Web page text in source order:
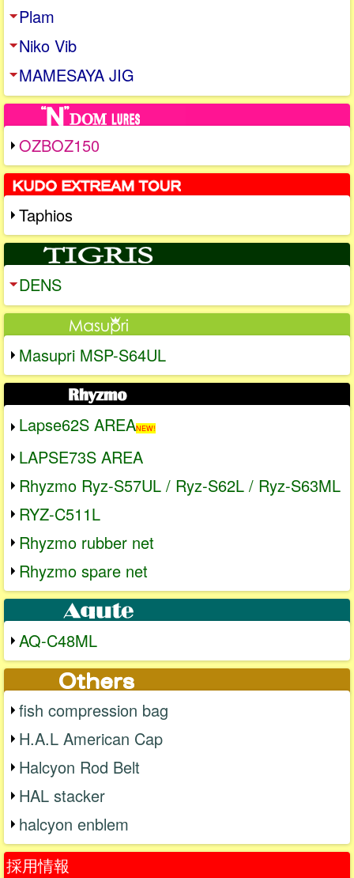
Plam
Niko Vib
MAMESAYA JIG
OZBOZ150
Taphios
DENS
Masupri MSP-S64UL
Lapse62S AREANEW!
LAPSE73S AREA
Rhyzmo Ryz-S57UL / Ryz-S62L / Ryz-S63ML
RYZ-C511L
Rhyzmo rubber net
Rhyzmo spare net
AQ-C48ML
fish compression bag
H.A.L American Cap
Halcyon Rod Belt
HAL stacker
halcyon enblem
採用情報